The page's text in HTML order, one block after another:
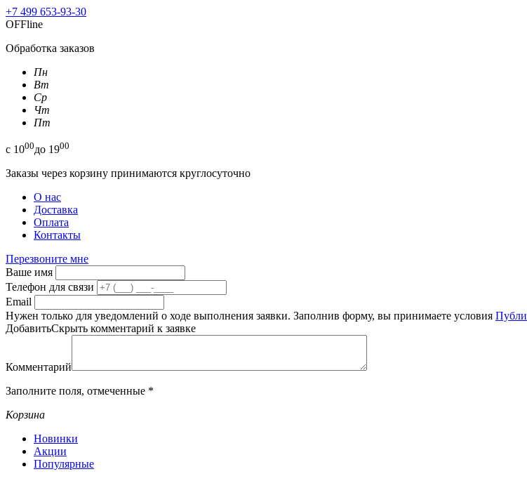
+7 499 653-93-30
OFFline
Обработка заказов
Пн
Вт
Ср
Чт
Пт
с 1000до 1900
Заказы через корзину принимаются круглосуточно
О нас
Доставка
Оплата
Контакты
Перезвоните мне
Ваше имя
Телефон для связи
Email
Нужен только для уведомлений о ходе выполнения заявки. Заполнив форму, вы принимаете условия
ДобавитьСкрыть комментарий к заявке
Комментарий
Заполните поля, отмеченные *
Корзина
Новинки
Акции
Популярные